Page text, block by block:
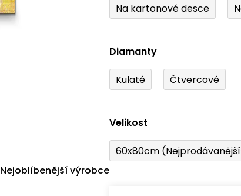
Na kartonové desce
Diamanty
Kulaté Čtvercové
Velikost
60x80cm
Nejoblíbenější výrobce